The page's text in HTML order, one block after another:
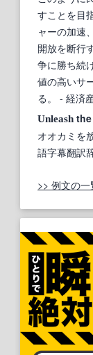
すことを目
ャーの加速
開放を断行
争に勝ち続
値の高いサ
る。
- 経済
Unleash
オオカミを
語字幕翻訳
>> 例文の一